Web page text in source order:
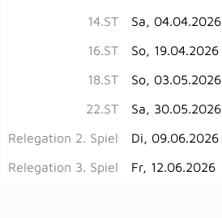
14.ST
Sa, 04.04.2026
16.ST
So, 19.04.2026
18.ST
So, 03.05.2026
22.ST
Sa, 30.05.2026
Relegation 2. Spiel
Di, 09.06.2026
Relegation 3. Spiel
Fr, 12.06.2026